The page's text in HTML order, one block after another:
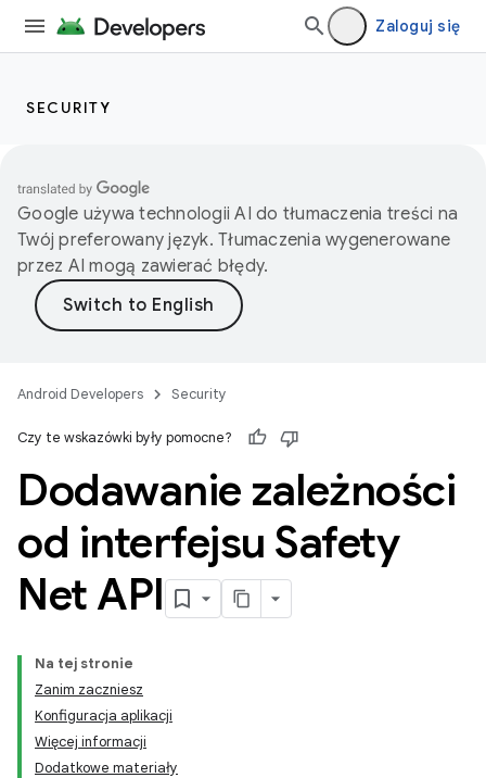
Zaloguj się
SECURITY
Google używa technologii AI do tłumaczenia treści na
Twój preferowany język. Tłumaczenia wygenerowane
przez AI mogą zawierać błędy.
Android Developers Security
Czy te wskazówki były pomocne?
Dodawanie zależności
od interfejsu Safety
Net API
Na tej stronie
Zanim zaczniesz
Konfiguracja aplikacji
Więcej informacji
Dodatkowe materiały